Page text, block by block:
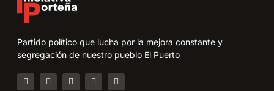
Partido político que lucha por la mejora constante y
segregación de nuestro pueblo El Puerto